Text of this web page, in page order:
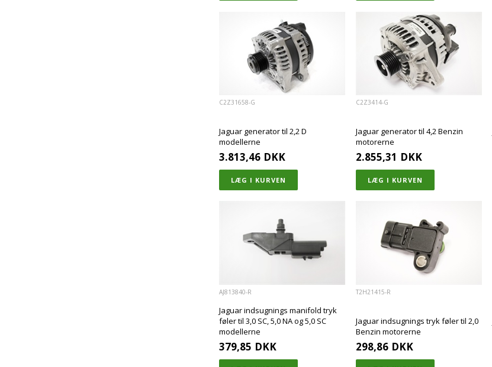
C2Z31658-G
Jaguar generator til 2,2 D
modellerne
3.813,46 DKK
C2Z3414-G
Jaguar generator til 4,2 Benzin
motorerne
2.855,31 DKK
AJ813840-R
Jaguar indsugnings manifold tryk
føler til 3,0 SC, 5,0 NA og 5,0 SC
modellerne
379,85 DKK
T2H21415-R
Jaguar indsugnings tryk føler til 2,0
Benzin motorerne
298,86 DKK